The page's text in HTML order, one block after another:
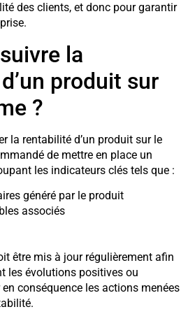
des clients, et donc pour garantir
la
produit sur
?
la rentabilité d’un produit sur le
de mettre en place un
les indicateurs clés tels que :
généré par le produit
associés
être mis à jour régulièrement afin
les évolutions positives ou
en conséquence les actions menées